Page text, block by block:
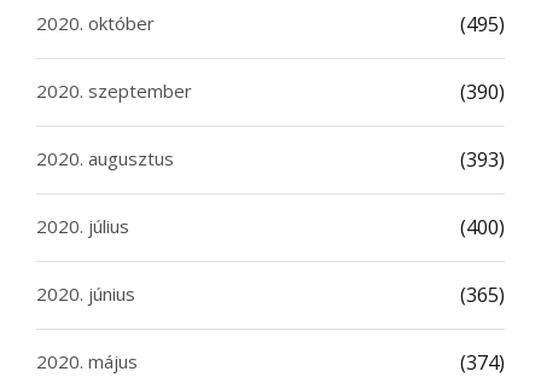
2020. október (495)
2020. szeptember (390)
2020. augusztus (393)
2020. július (400)
2020. június (365)
2020. május (374)